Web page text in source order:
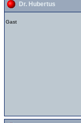
Dr. Hubertus
Gast